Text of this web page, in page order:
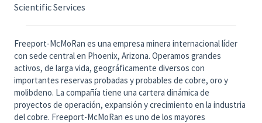
Scientific Services
Freeport-McMoRan es una empresa minera internacional líder
con sede central en Phoenix, Arizona. Operamos grandes
activos, de larga vida, geográficamente diversos con
importantes reservas probadas y probables de cobre, oro y
molibdeno. La compañía tiene una cartera dinámica de
proyectos de operación, expansión y crecimiento en la industria
del cobre. Freeport-McMoRan es uno de los mayores